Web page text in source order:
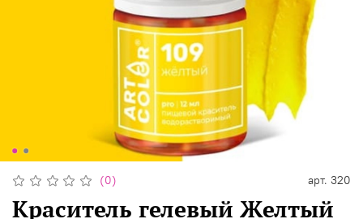
(0) арт. 320
Краситель гелевый Желтый